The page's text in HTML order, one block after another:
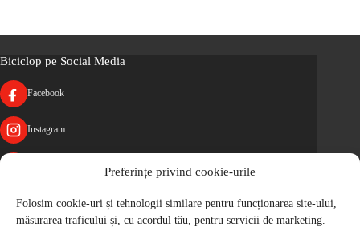
Preferințe privind cookie-urile
Folosim cookie-uri și tehnologii similare pentru funcționarea site-ului,
măsurarea traficului și, cu acordul tău, pentru servicii de marketing.
Biciclop pe Social Media
Facebook
Instagram
Contact Biciclop